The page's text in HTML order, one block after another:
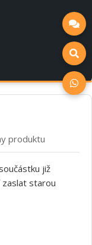
produktu
již
zaslat starou